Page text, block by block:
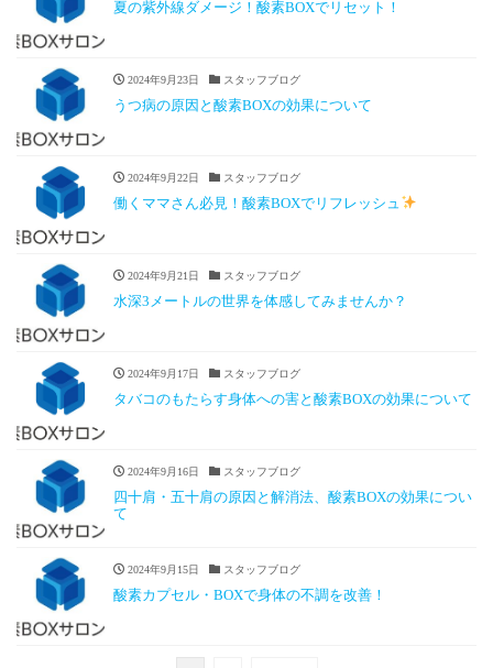
夏の紫外線ダメージ！酸素BOXでリセット！
2024年9月23日 スタッフブログ
うつ病の原因と酸素BOXの効果について
2024年9月22日 スタッフブログ
働くママさん必見！酸素BOXでリフレッシュ
2024年9月21日 スタッフブログ
水深3メートルの世界を体感してみませんか？
2024年9月17日 スタッフブログ
タバコのもたらす身体への害と酸素BOXの効果について
2024年9月16日 スタッフブログ
四十肩・五十肩の原因と解消法、酸素BOXの効果につい
て
2024年9月15日 スタッフブログ
酸素カプセル・BOXで身体の不調を改善！